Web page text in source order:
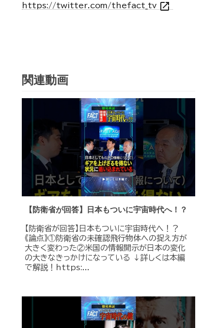
https://twitter.com/thefact_tv open_in_new
関連動画
【防衛省が回答】日本もついに宇宙時代へ！？
【防衛省が回答】日本もついに宇宙時代へ！？
《論点》①防衛省の未確認飛行物体への捉え方が
大きく変わった②米国の情報開示が日本の変化
の大きなきっかけになっている ↓詳しくは本編
で解説！https:...